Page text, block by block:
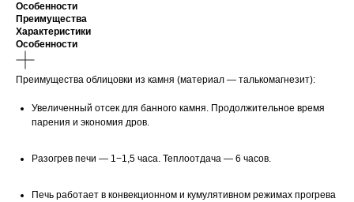
Особенности
Преимущества
Характеристики
Особенности
Преимущества облицовки из камня (материал — талькомагнезит):
Увеличенный отсек для банного камня. Продолжительное время
парения и экономия дров.
Разогрев печи — 1−1,5 часа. Теплоотдача — 6 часов.
Печь работает в конвекционном и кумулятивном режимах прогрева